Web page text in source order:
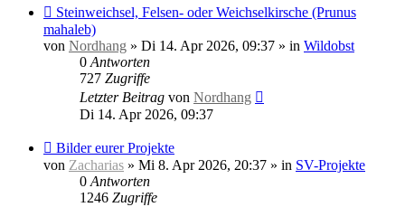
Neuer
Beitrag
Steinweichsel, Felsen- oder Weichselkirsche (Prunus
mahaleb)
von Nordhang » Di 14. Apr 2026, 09:37 » in Wildobst
0 Antworten
727 Zugriffe
Letzter Beitrag von Nordhang
Di 14. Apr 2026, 09:37
Neuer
Beitrag
Bilder eurer Projekte
von Zacharias » Mi 8. Apr 2026, 20:37 » in SV-Projekte
0 Antworten
1246 Zugriffe